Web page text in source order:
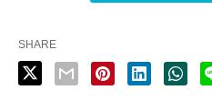
SHARE